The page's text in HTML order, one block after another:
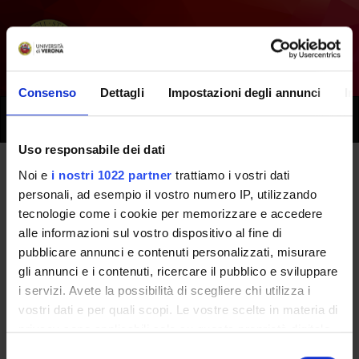
Consenso Dettagli Impostazioni degli annunci
Uso responsabile dei dati
Noi e i nostri 1022 partner trattiamo i vostri dati
personali, ad esempio il vostro numero IP, utilizzando
tecnologie come i cookie per memorizzare e accedere
alle informazioni sul vostro dispositivo al fine di
pubblicare annunci e contenuti personalizzati, misurare
gli annunci e i contenuti, ricercare il pubblico e sviluppare
i servizi. Avete la possibilità di scegliere chi utilizza i
vostri dati e per quali scopi. Le vostre scelte in materia di
privacy sono applicabili solo su questa proprietà digitale
Toggle
Tutti i prossimi seminari -
Fondamenti morfologici e
funzionali della vita -
(2019/2020)
Home Didattica Seminari